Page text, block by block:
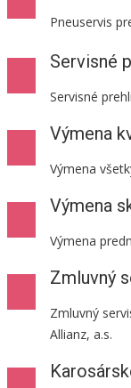
Pneuservis
Servisné
Servisné
Výmena
Výmena
Výmena
Výmena
Zmluvný
Zmluvný
Allianz, a.s.